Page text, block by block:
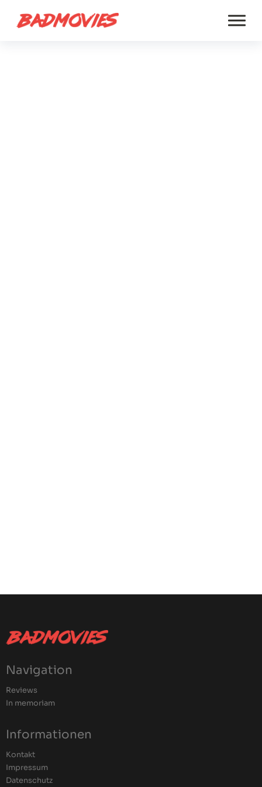
Navigation
Reviews
In memoriam
Informationen
Kontakt
Impressum
Datenschutz